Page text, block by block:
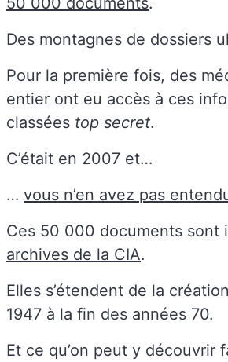
Des montagnes de dossiers
Pour la première fois, des
entier ont eu accès à ces
classées top secret.
C’était en 2007 et…
… vous n’en avez pas
Ces 50 000 documents sont
archives de la CIA.
Elles s’étendent de la
1947 à la fin des années 70.
Et ce qu’on peut y découvrir